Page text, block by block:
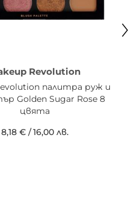
Revolution
палитра руж и
Golden Sugar Rose 8
цвята
8,18 €/16,00 лв.